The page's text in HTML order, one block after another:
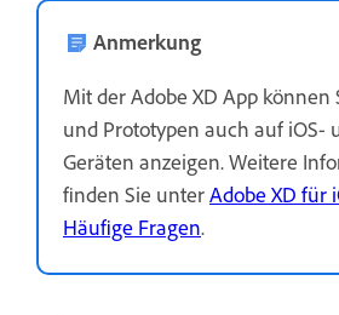
Anmerkung
Mit der Adobe XD App können
und Prototypen auch auf iOS-
Geräten anzeigen. Weitere
finden Sie unterAdobe XD für
Häufige Fragen.